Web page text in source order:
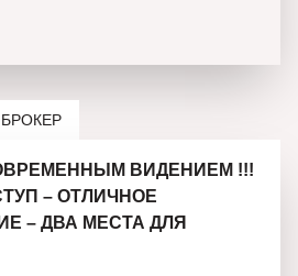
ВИДЕНИЕМ !!!
– ОТЛИЧНОЕ
– ДВА МЕСТА ДЛЯ